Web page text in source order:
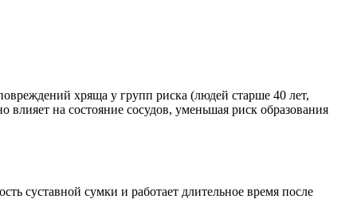
хряща у групп риска (людей старше 40 лет,
на состояние сосудов, уменьшая риск образования
суставной сумки и работает длительное время после